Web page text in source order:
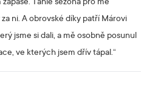
Tahle sezóna pro mě
ni. A obrovské díky patří Márovi
jsme si dali, a mě osobně posunul
ve kterých jsem dřív tápal.“